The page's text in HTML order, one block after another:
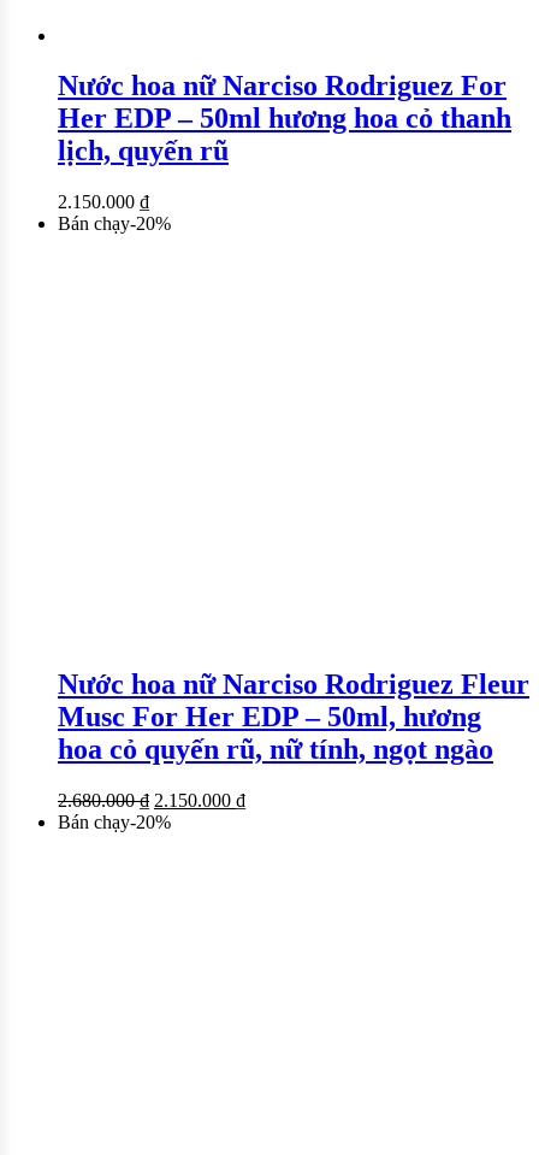
Nước hoa nữ Narciso Rodriguez For
Her EDP – 50ml hương hoa cỏ thanh
lịch, quyến rũ
2.150.000 ₫
Bán chạy-20%
Nước hoa nữ Narciso Rodriguez Fleur
Musc For Her EDP – 50ml, hương
hoa cỏ quyến rũ, nữ tính, ngọt ngào
2.680.000₫ 2.150.000 ₫
Bán chạy-20%